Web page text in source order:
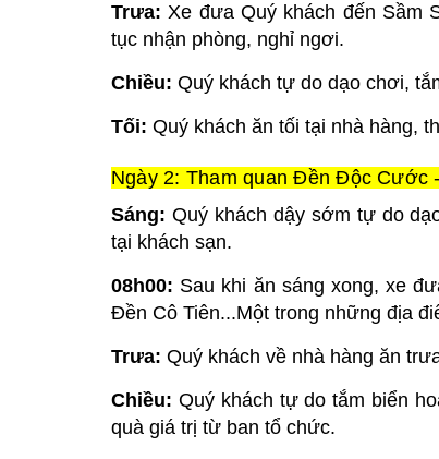
Trưa:Xe đưa Quý khách đến Sầm
tục nhận phòng, nghỉ ngơi.
Chiều: Quý khách tự do dạo chơi,
Tối: Quý khách ăn tối tại nhà hàng,
Ngày 2: Tham quan Đền Độc Cước
Sáng: Quý khách dậy sớm tự do
tại khách sạn.
08h00: Sau khi ăn sáng xong, xe
Đền Cô Tiên...Một trong những địa
Trưa: Quý khách về nhà hàng ăn
Chiều: Quý khách tự do tắm biển
quà giá trị từ ban tổ chức.